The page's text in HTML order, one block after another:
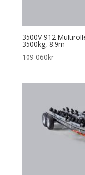
3500V 912
3500kg, 8.9m
109 060kr